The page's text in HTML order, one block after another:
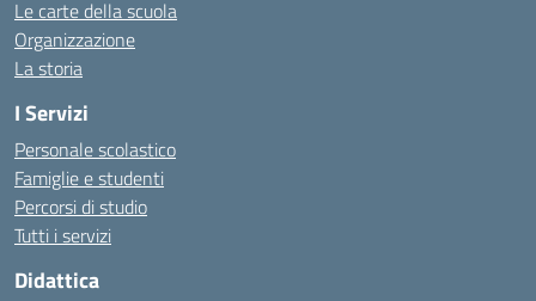
Le carte della scuola
Organizzazione
La storia
I Servizi
Personale scolastico
Famiglie e studenti
Percorsi di studio
Tutti i servizi
Didattica